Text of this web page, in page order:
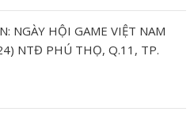
NGÀY HỘI GAME VIỆT NAM
NTĐ PHÚ THỌ, Q.11, TP.